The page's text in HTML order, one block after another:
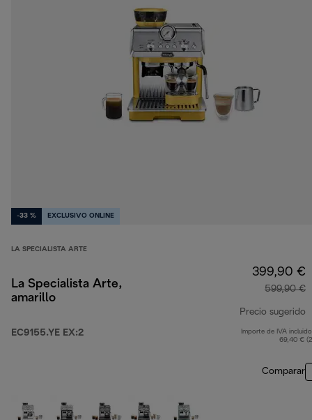
-33 % EXCLUSIVO ONLINE
LA SPECIALISTA ARTE
La Specialista Arte,
amarillo
EC9155.YE EX:2
399,90 €
599,90 €
Precio sugerido
Importe de IVA
69,40 €
Comparar